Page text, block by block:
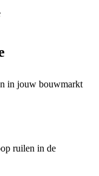
in jouw bouwmarkt
ruilen in de